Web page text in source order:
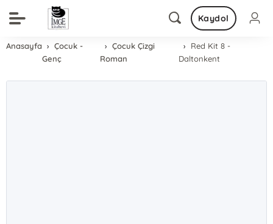
Kaydol
Anasayfa
Çocuk -
Genç
Çocuk Çizgi
Roman
Red Kit 8 -
Daltonkent